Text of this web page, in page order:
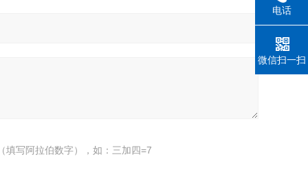
填写阿拉伯数字），如：三加四=7
电话
微信扫一扫